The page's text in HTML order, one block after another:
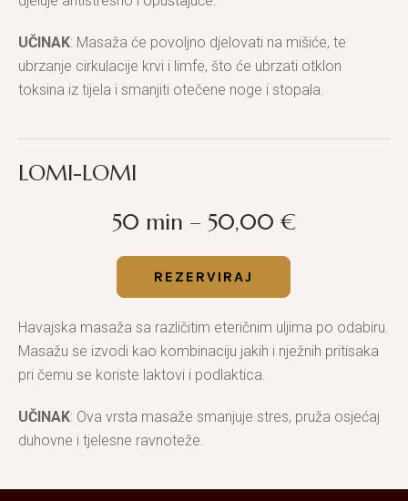
UČINAK: Masaža će povoljno djelovati na mišiće, te
ubrzanje cirkulacije krvi i limfe, što će ubrzati otklon
toksina iz tijela i smanjiti otečene noge i stopala.
LOMI-LOMI
50 min – 50,00 €
REZERVIRAJ
Havajska masaža sa različitim eteričnim uljima po odabiru.
Masažu se izvodi kao kombinaciju jakih i nježnih pritisaka
pri čemu se koriste laktovi i podlaktica.
UČINAK: Ova vrsta masaže smanjuje stres, pruža osjećaj
duhovne i tjelesne ravnoteže.